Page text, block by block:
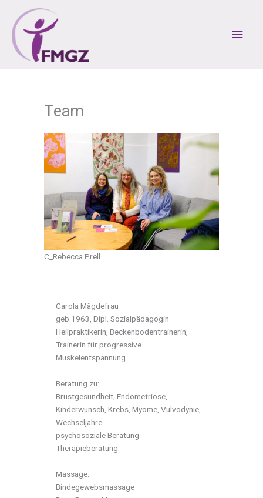
Inhalt
springen
Team
C_Rebecca Prell
Carola Mägdefrau
geb.1963, Dipl. Sozialpädagogin
Heilpraktikerin, Beckenbodentrainerin,
Trainerin für progressive
Muskelentspannung
Beratung zu:
Brustgesundheit, Endometriose,
Kinderwunsch, Krebs, Myome, Vulvodynie,
Wechseljahre
psychosoziale Beratung
Therapieberatung
Massage:
Bindegewebsmassage